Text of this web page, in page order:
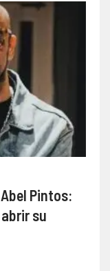
Pintos:
su